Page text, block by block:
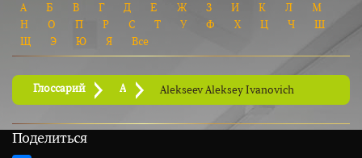
А Б В Г Д Е Ж З И К Л
М
Н
О П Р С Т У Ф Х Ц Ч
Ш
Щ
Э Ю Я Все
Глоссарий A Alekseev Aleksey Ivanovich
Поделиться